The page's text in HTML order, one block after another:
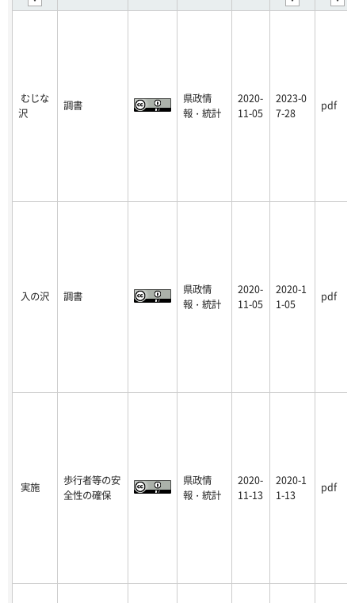
むじな
沢
調書
県政情
報・統計
2020-
11-05
2023-0
7-28
pdf
入の沢 調書
県政情
報・統計
2020-
11-05
2020-1
1-05
pdf
実施
歩行者等の安
全性の確保
県政情
報・統計
2020-
11-13
2020-1
1-13
pdf